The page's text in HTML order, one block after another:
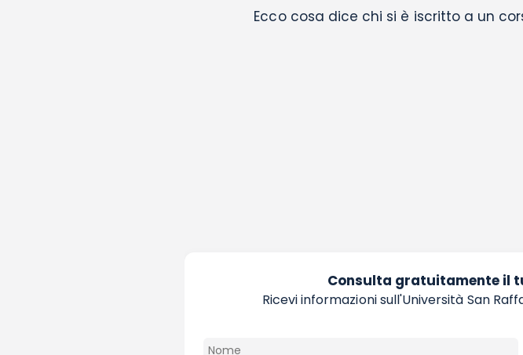
Ecco cosa dice chi si è iscritto a un
Consulta gratuitamente il
Ricevi informazioni sull'Università San